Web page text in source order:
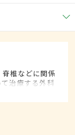
椎などに関係
治療する外科